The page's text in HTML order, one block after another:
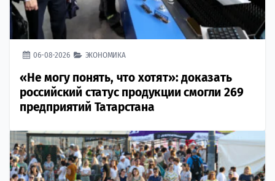
06-08-2026 ЭКОНОМИКА
«Не могу понять, что хотят»: доказать
российский статус продукции смогли 269
предприятий Татарстана